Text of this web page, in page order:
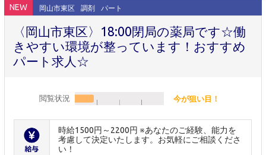
NEW 岡山市東区 調剤 パート
〈岡山市東区〉18:00閉局の薬局です☆働
きやすい環境が整っています！おすすめ
パート求人☆
閲覧状況 今が狙い目！
時給1500円～2200円 ※あなたのご経験、能力を
考慮して決定いたします。お気軽にご相談くださ
い！